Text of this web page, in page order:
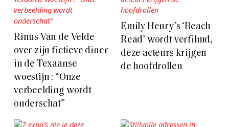
Rinus Van de Velde
over zijn fictieve diner
in de Texaanse
woestijn : “Onze
verbeelding wordt
onderschat”
Emily Henry’s ‘Beach
Read’ wordt verfilmd,
deze acteurs krijgen
de hoofdrollen